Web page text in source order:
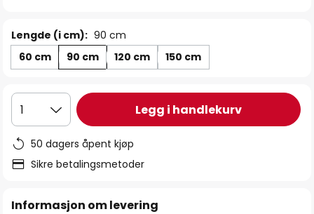
Lengde (i cm): 90 cm
60 cm
90 cm 120 cm 150 cm
1 Legg i handlekurv
50 dagers åpent kjøp
Sikre betalingsmetoder
Informasjon om levering